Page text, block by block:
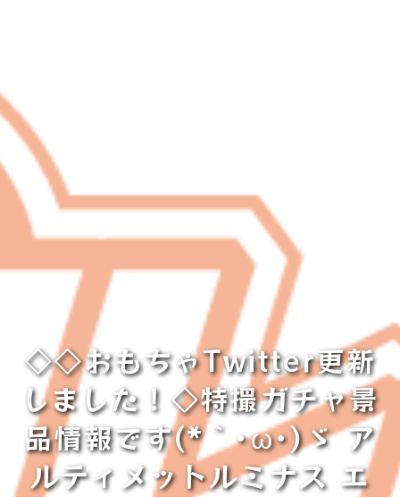
◇◇おもちゃTwitter更新
しました！◇特撮ガチャ景
品情報です(*｀･ω･)ゞ ア
ルティメットルミナス エ